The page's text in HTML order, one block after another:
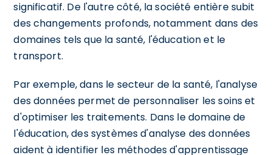
significatif. De l'autre côté, la société entière subit
des changements profonds, notamment dans des
domaines tels que la santé, l'éducation et le
transport.
Par exemple, dans le secteur de la santé, l'analyse
des données permet de personnaliser les soins et
d'optimiser les traitements. Dans le domaine de
l'éducation, des systèmes d'analyse des données
aident à identifier les méthodes d'apprentissage